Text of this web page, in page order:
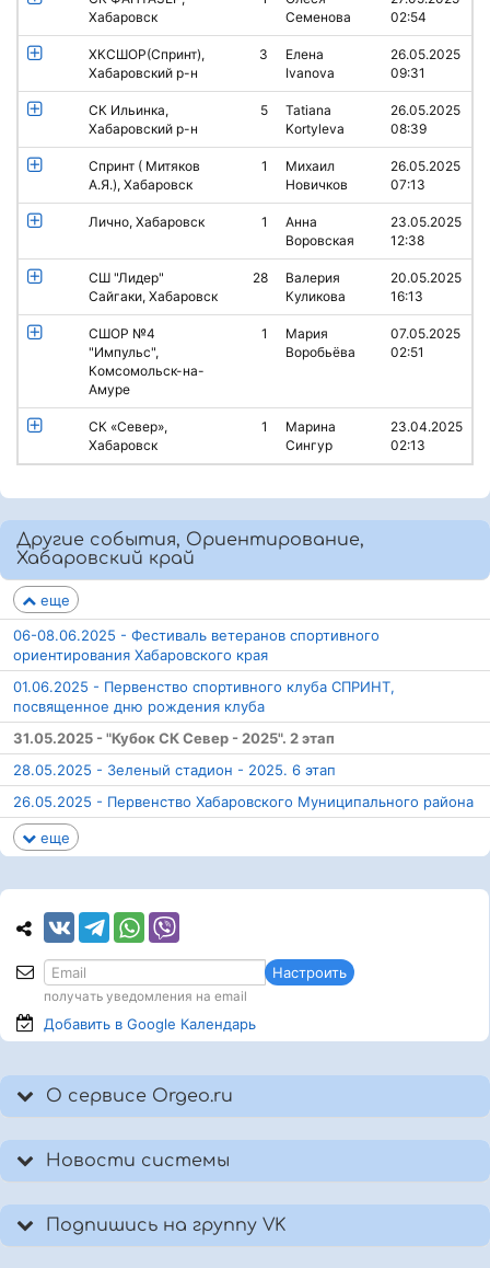
Хабаровск
Семенова
02:54
ХКСШОР(Спринт),
Хабаровский р-н
3
Елена
Ivanova
26.05.2025
09:31
СК Ильинка,
Хабаровский р-н
5
Tatiana
Kortyleva
26.05.2025
08:39
Спринт ( Митяков
А.Я.), Хабаровск
1
Михаил
Новичков
26.05.2025
07:13
Лично, Хабаровск 1
Анна
Воровская
23.05.2025
12:38
СШ "Лидер"
Сайгаки, Хабаровск
28
Валерия
Куликова
20.05.2025
16:13
СШОР №4
"Импульс",
Комсомольск-на-
Амуре
1
Мария
Воробьёва
07.05.2025
02:51
СК «Север»,
Хабаровск
1
Марина
Сингур
23.04.2025
02:13
Другие события, Ориентирование,
Хабаровский край
еще
06-08.06.2025 - Фестиваль ветеранов спортивного
ориентирования Хабаровского края
01.06.2025 - Первенство спортивного клуба СПРИНТ,
посвященное дню рождения клуба
31.05.2025 - "Кубок СК Север - 2025". 2 этап
28.05.2025 - Зеленый стадион - 2025. 6 этап
26.05.2025 - Первенство Хабаровского Муниципального района
еще
Настроить
получать уведомления на email
Добавить в Google Календарь
О сервисе Orgeo.ru
Новости системы
Подпишись на группу VK